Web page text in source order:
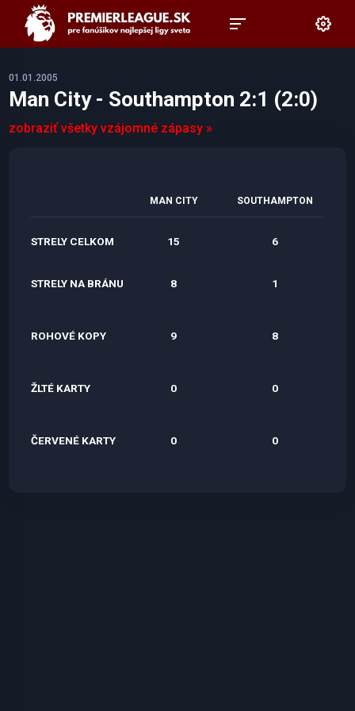
01.01.2005
Man City - Southampton 2:1 (2:0)
zobraziť všetky vzájomné zápasy »
MAN CITY SOUTHAMPTON
STRELY CELKOM 15 6
STRELY NA BRÁNU 8 1
ROHOVÉ KOPY 9 8
ŽLTÉ KARTY 0 0
ČERVENÉ KARTY 0 0